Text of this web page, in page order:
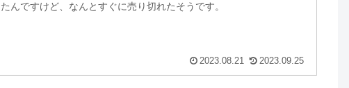
たんですけど、なんとすぐに売り切れたそうです。
2023.08.21 2023.09.25